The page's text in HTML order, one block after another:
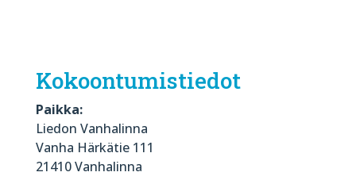
Kokoontumistiedot
Paikka:
Liedon Vanhalinna
Vanha Härkätie 111
21410 Vanhalinna